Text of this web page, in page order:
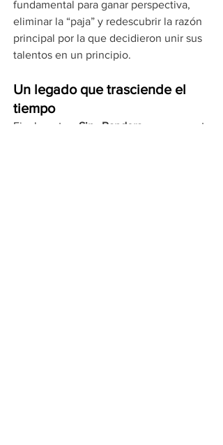
fundamental para ganar perspectiva,
eliminar la “paja” y redescubrir la razón
principal por la que decidieron unir sus
talentos en un principio.
Un legado que trasciende el
tiempo
Finalmente, Sin Bandera
encara este